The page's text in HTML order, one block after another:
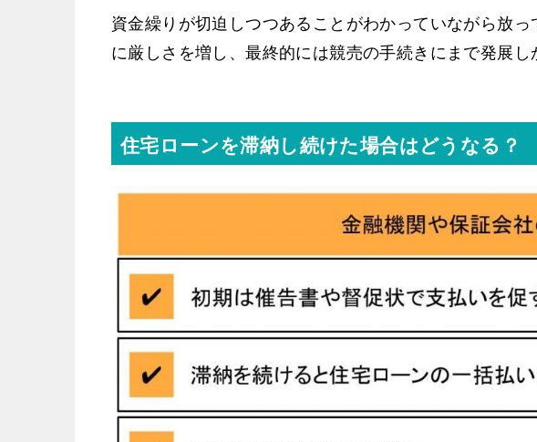
資金繰りが切迫しつつあることがわかっていながら放
に厳しさを増し、最終的には競売の手続きにまで発展し
住宅ローンを滞納し続けた場合はどうなる？